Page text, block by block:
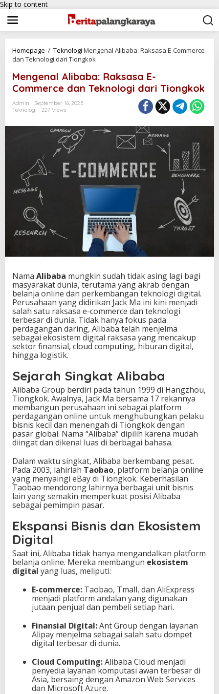
Skip to content
Homepage / Teknologi Mengenal Alibaba: Raksasa E-Commerce
dan Teknologi dari Tiongkok
Mengenal Alibaba: Raksasa E-
Commerce dan Teknologi dari Tiongkok
Admin
September 16, 2025
Teknologi
227 Views
Nama Alibaba mungkin sudah tidak asing lagi bagi
masyarakat dunia, terutama yang akrab dengan
belanja online dan perkembangan teknologi digital.
Perusahaan yang didirikan Jack Ma ini kini menjadi
salah satu raksasa e-commerce dan teknologi
terbesar di dunia. Tidak hanya fokus pada
perdagangan daring, Alibaba telah menjelma
sebagai ekosistem digital raksasa yang mencakup
sektor finansial, cloud computing, hiburan digital,
hingga logistik.
Sejarah Singkat Alibaba
Alibaba Group berdiri pada tahun 1999 di Hangzhou,
Tiongkok. Awalnya, Jack Ma bersama 17 rekannya
membangun perusahaan ini sebagai platform
perdagangan online untuk menghubungkan pelaku
bisnis kecil dan menengah di Tiongkok dengan
pasar global. Nama “Alibaba” dipilih karena mudah
diingat dan dikenal luas di berbagai bahasa.
Dalam waktu singkat, Alibaba berkembang pesat.
Pada 2003, lahirlah Taobao, platform belanja online
yang menyaingi eBay di Tiongkok. Keberhasilan
Taobao mendorong lahirnya berbagai unit bisnis
lain yang semakin memperkuat posisi Alibaba
sebagai pemimpin pasar.
Ekspansi Bisnis dan Ekosistem
Digital
Saat ini, Alibaba tidak hanya mengandalkan platform
belanja online. Mereka membangun ekosistem
digital yang luas, meliputi:
E-commerce: Taobao, Tmall, dan AliExpress
menjadi platform andalan yang digunakan
jutaan penjual dan pembeli setiap hari.
Finansial Digital:Ant Group dengan layanan
Alipay menjelma sebagai salah satu dompet
digital terbesar di dunia.
Cloud Computing:Alibaba Cloud menjadi
penyedia layanan komputasi awan terbesar di
Asia, bersaing dengan Amazon Web Services
dan Microsoft Azure.